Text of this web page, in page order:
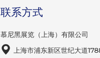
联系方式
慕尼黑展览（上海）有限公司
上海市浦东新区世纪大道